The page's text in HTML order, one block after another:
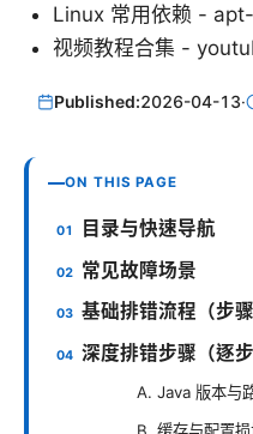
Linux 常用依赖 -
视频教程合集 -
Published:2026-04-13·
ON THIS PAGE
目录与快速导航
常见故障场景
基础排错流程（步骤
深度排错步骤（逐步
A. Java 版本与